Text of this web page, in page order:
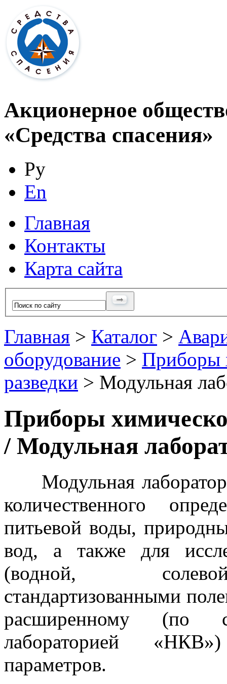
Акционерное
«Средства спасения»
Ру
En
Главная
Контакты
Карта сайта
Главная > Каталог >
оборудование > Приборы
разведки > Модульная
Приборы
/ Модульная
Модульная
количественного
питьевой воды,
вод, а также для
(водной,
стандартизованными
расширенному (по
лабораторией
параметров.